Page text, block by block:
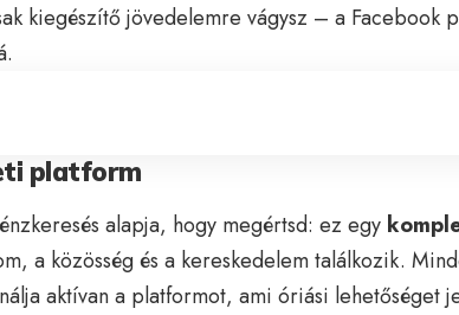
kiegészítő jövedelemre vágysz – a Facebook
platform
alapja, hogy megértsd: ez egy
a közösség és a kereskedelem találkozik.
aktívan a platformot, ami óriási lehetőséget